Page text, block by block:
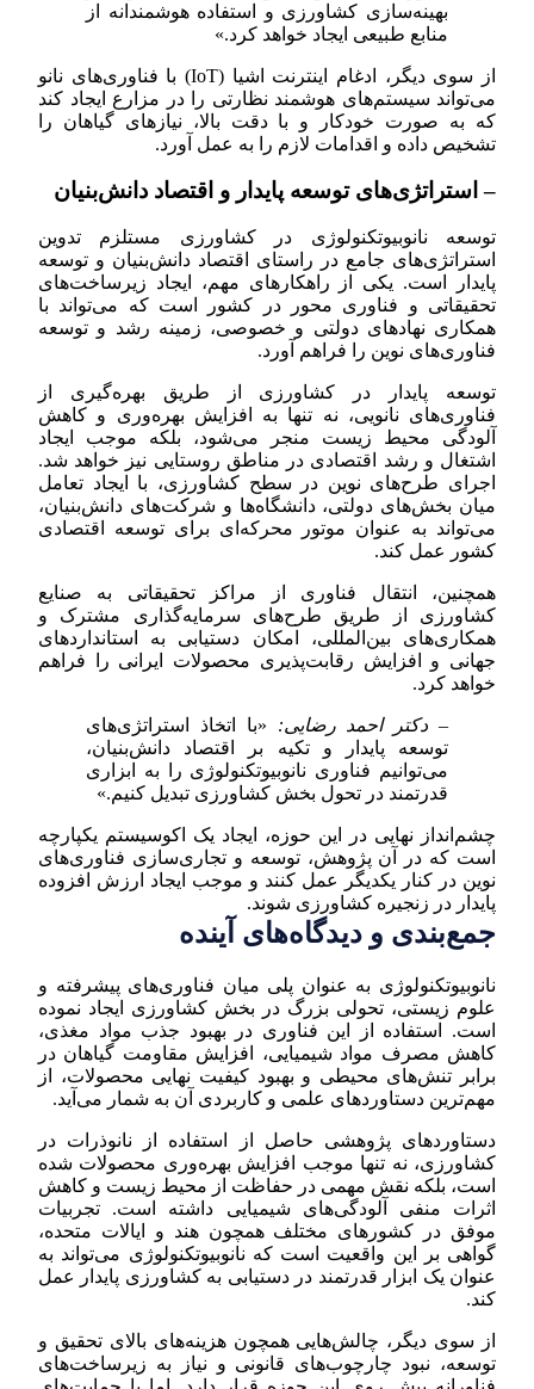
بهینه‌سازی کشاورزی و استفاده هوشمندانه از
منابع طبیعی ایجاد خواهد کرد.»
از سوی دیگر، ادغام اینترنت اشیا (IoT) با فناوری‌های نانو
می‌تواند سیستم‌های هوشمند نظارتی را در مزارع ایجاد کند
که به صورت خودکار و با دقت بالا، نیازهای گیاهان را
تشخیص داده و اقدامات لازم را به عمل آورد.
– استراتژی‌های توسعه پایدار و اقتصاد دانش‌بنیان
توسعه نانوبیوتکنولوژی در کشاورزی مستلزم تدوین
استراتژی‌های جامع در راستای اقتصاد دانش‌بنیان و توسعه
پایدار است. یکی از راهکارهای مهم، ایجاد زیرساخت‌های
تحقیقاتی و فناوری محور در کشور است که می‌تواند با
همکاری نهادهای دولتی و خصوصی، زمینه رشد و توسعه
فناوری‌های نوین را فراهم آورد.
توسعه پایدار در کشاورزی از طریق بهره‌گیری از
فناوری‌های نانویی، نه تنها به افزایش بهره‌وری و کاهش
آلودگی محیط زیست منجر می‌شود، بلکه موجب ایجاد
اشتغال و رشد اقتصادی در مناطق روستایی نیز خواهد شد.
اجرای طرح‌های نوین در سطح کشاورزی، با ایجاد تعامل
میان بخش‌های دولتی، دانشگاه‌ها و شرکت‌های دانش‌بنیان،
می‌تواند به عنوان موتور محرکه‌ای برای توسعه اقتصادی
کشور عمل کند.
همچنین، انتقال فناوری از مراکز تحقیقاتی به صنایع
کشاورزی از طریق طرح‌های سرمایه‌گذاری مشترک و
همکاری‌های بین‌المللی، امکان دستیابی به استانداردهای
جهانی و افزایش رقابت‌پذیری محصولات ایرانی را فراهم
خواهد کرد.
– دکتر احمد رضایی: «با اتخاذ استراتژی‌های
توسعه پایدار و تکیه بر اقتصاد دانش‌بنیان،
می‌توانیم فناوری نانوبیوتکنولوژی را به ابزاری
قدرتمند در تحول بخش کشاورزی تبدیل کنیم.»
چشم‌انداز نهایی در این حوزه، ایجاد یک اکوسیستم یکپارچه
است که در آن پژوهش، توسعه و تجاری‌سازی فناوری‌های
نوین در کنار یکدیگر عمل کنند و موجب ایجاد ارزش افزوده
پایدار در زنجیره کشاورزی شوند.
جمع‌بندی و دیدگاه‌های آینده
نانوبیوتکنولوژی به عنوان پلی میان فناوری‌های پیشرفته و
علوم زیستی، تحولی بزرگ در بخش کشاورزی ایجاد نموده
است. استفاده از این فناوری در بهبود جذب مواد مغذی،
کاهش مصرف مواد شیمیایی، افزایش مقاومت گیاهان در
برابر تنش‌های محیطی و بهبود کیفیت نهایی محصولات، از
مهم‌ترین دستاوردهای علمی و کاربردی آن به شمار می‌آید.
دستاوردهای پژوهشی حاصل از استفاده از نانوذرات در
کشاورزی، نه تنها موجب افزایش بهره‌وری محصولات شده
است، بلکه نقش مهمی در حفاظت از محیط زیست و کاهش
اثرات منفی آلودگی‌های شیمیایی داشته است. تجربیات
موفق در کشورهای مختلف همچون هند و ایالات متحده،
گواهی بر این واقعیت است که نانوبیوتکنولوژی می‌تواند به
عنوان یک ابزار قدرتمند در دستیابی به کشاورزی پایدار عمل
کند.
از سوی دیگر، چالش‌هایی همچون هزینه‌های بالای تحقیق و
توسعه، نبود چارچوب‌های قانونی و نیاز به زیرساخت‌های